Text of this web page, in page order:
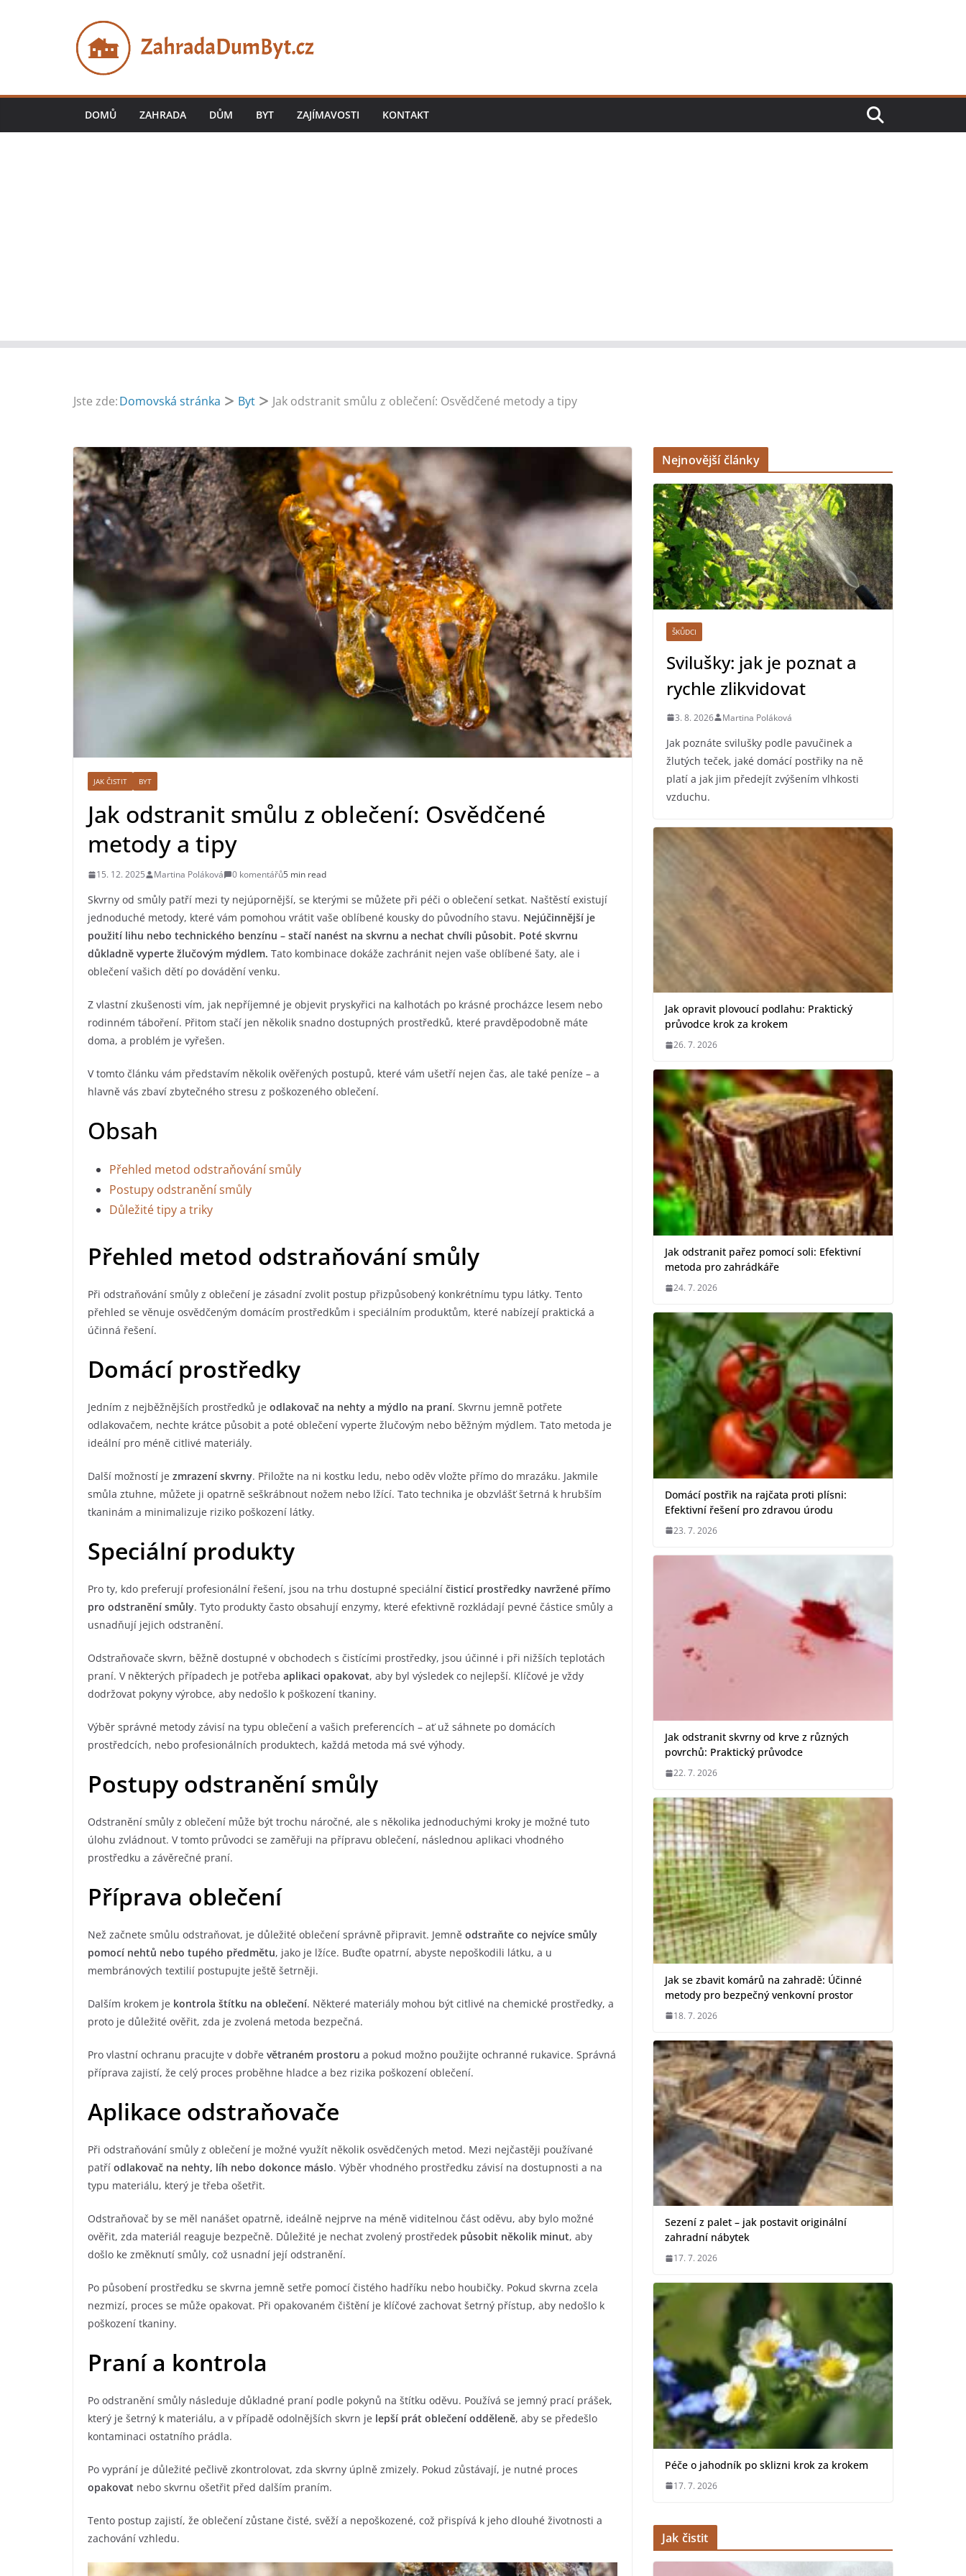
DOMŮ ZAHRADA DŮM BYT ZAJÍMAVOSTI KONTAKT
Jste zde:Domovská stránka Byt Jak odstranit smůlu z oblečení: Osvědčené metody a tipy
JAK ČISTIT BYT
Jak odstranit smůlu z oblečení: Osvědčené
metody a tipy
15. 12. 2025 Martina Poláková 0 komentářů5 min read
Skvrny od smůly patří mezi ty nejúpornější, se kterými se můžete při péči o oblečení setkat. Naštěstí existují
jednoduché metody, které vám pomohou vrátit vaše oblíbené kousky do původního stavu. Nejúčinnější je
použití lihu nebo technického benzínu – stačí nanést na skvrnu a nechat chvíli působit. Poté skvrnu
důkladně vyperte žlučovým mýdlem. Tato kombinace dokáže zachránit nejen vaše oblíbené šaty, ale i
oblečení vašich dětí po dovádění venku.
Z vlastní zkušenosti vím, jak nepříjemné je objevit pryskyřici na kalhotách po krásné procházce lesem nebo
rodinném táboření. Přitom stačí jen několik snadno dostupných prostředků, které pravděpodobně máte
doma, a problém je vyřešen.
V tomto článku vám představím několik ověřených postupů, které vám ušetří nejen čas, ale také peníze – a
hlavně vás zbaví zbytečného stresu z poškozeného oblečení.
Obsah
Přehled metod odstraňování smůly
Postupy odstranění smůly
Důležité tipy a triky
Přehled metod odstraňování smůly
Při odstraňování smůly z oblečení je zásadní zvolit postup přizpůsobený konkrétnímu typu látky. Tento
přehled se věnuje osvědčeným domácím prostředkům i speciálním produktům, které nabízejí praktická a
účinná řešení.
Domácí prostředky
Jedním z nejběžnějších prostředků je odlakovač na nehty a mýdlo na praní. Skvrnu jemně potřete
odlakovačem, nechte krátce působit a poté oblečení vyperte žlučovým nebo běžným mýdlem. Tato metoda je
ideální pro méně citlivé materiály.
Další možností je zmrazení skvrny. Přiložte na ni kostku ledu, nebo oděv vložte přímo do mrazáku. Jakmile
smůla ztuhne, můžete ji opatrně seškrábnout nožem nebo lžící. Tato technika je obzvlášť šetrná k hrubším
tkaninám a minimalizuje riziko poškození látky.
Speciální produkty
Pro ty, kdo preferují profesionální řešení, jsou na trhu dostupné speciální čisticí prostředky navržené přímo
pro odstranění smůly. Tyto produkty často obsahují enzymy, které efektivně rozkládají pevné částice smůly a
usnadňují jejich odstranění.
Odstraňovače skvrn, běžně dostupné v obchodech s čistícími prostředky, jsou účinné i při nižších teplotách
praní. V některých případech je potřeba aplikaci opakovat, aby byl výsledek co nejlepší. Klíčové je vždy
dodržovat pokyny výrobce, aby nedošlo k poškození tkaniny.
Výběr správné metody závisí na typu oblečení a vašich preferencích – ať už sáhnete po domácích
prostředcích, nebo profesionálních produktech, každá metoda má své výhody.
Postupy odstranění smůly
Odstranění smůly z oblečení může být trochu náročné, ale s několika jednoduchými kroky je možné tuto
úlohu zvládnout. V tomto průvodci se zaměřuji na přípravu oblečení, následnou aplikaci vhodného
prostředku a závěrečné praní.
Příprava oblečení
Než začnete smůlu odstraňovat, je důležité oblečení správně připravit. Jemně odstraňte co nejvíce smůly
pomocí nehtů nebo tupého předmětu, jako je lžíce. Buďte opatrní, abyste nepoškodili látku, a u
membránových textilií postupujte ještě šetrněji.
Dalším krokem je kontrola štítku na oblečení. Některé materiály mohou být citlivé na chemické prostředky, a
proto je důležité ověřit, zda je zvolená metoda bezpečná.
Pro vlastní ochranu pracujte v dobře větraném prostoru a pokud možno použijte ochranné rukavice. Správná
příprava zajistí, že celý proces proběhne hladce a bez rizika poškození oblečení.
Aplikace odstraňovače
Při odstraňování smůly z oblečení je možné využít několik osvědčených metod. Mezi nejčastěji používané
patří odlakovač na nehty, líh nebo dokonce máslo. Výběr vhodného prostředku závisí na dostupnosti a na
typu materiálu, který je třeba ošetřit.
Odstraňovač by se měl nanášet opatrně, ideálně nejprve na méně viditelnou část oděvu, aby bylo možné
ověřit, zda materiál reaguje bezpečně. Důležité je nechat zvolený prostředek působit několik minut, aby
došlo ke změknutí smůly, což usnadní její odstranění.
Po působení prostředku se skvrna jemně setře pomocí čistého hadříku nebo houbičky. Pokud skvrna zcela
nezmizí, proces se může opakovat. Při opakovaném čištění je klíčové zachovat šetrný přístup, aby nedošlo k
poškození tkaniny.
Praní a kontrola
Po odstranění smůly následuje důkladné praní podle pokynů na štítku oděvu. Používá se jemný prací prášek,
který je šetrný k materiálu, a v případě odolnějších skvrn je lepší prát oblečení odděleně, aby se předešlo
kontaminaci ostatního prádla.
Po vyprání je důležité pečlivě zkontrolovat, zda skvrny úplně zmizely. Pokud zůstávají, je nutné proces
opakovat nebo skvrnu ošetřit před dalším praním.
Tento postup zajistí, že oblečení zůstane čisté, svěží a nepoškozené, což přispívá k jeho dlouhé životnosti a
zachování vzhledu.
Nejnovější články
ŠKŮDCI
Svilušky: jak je poznat a
rychle zlikvidovat
3. 8. 2026 Martina Poláková
Jak poznáte svilušky podle pavučinek a
žlutých teček, jaké domácí postřiky na ně
platí a jak jim předejít zvýšením vlhkosti
vzduchu.
Jak opravit plovoucí podlahu: Praktický
průvodce krok za krokem
26. 7. 2026
Jak odstranit pařez pomocí soli: Efektivní
metoda pro zahrádkáře
24. 7. 2026
Domácí postřik na rajčata proti plísni:
Efektivní řešení pro zdravou úrodu
23. 7. 2026
Jak odstranit skvrny od krve z různých
povrchů: Praktický průvodce
22. 7. 2026
Jak se zbavit komárů na zahradě: Účinné
metody pro bezpečný venkovní prostor
18. 7. 2026
Sezení z palet – jak postavit originální
zahradní nábytek
17. 7. 2026
Péče o jahodník po sklizni krok za krokem
17. 7. 2026
Jak čistit